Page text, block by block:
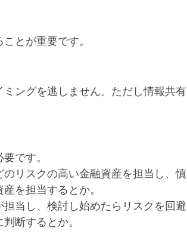
とが重要です。
ングを逃しません。ただし情報共有
です。
リスクの高い金融資産を担当し、慎
を担当するとか。
当し、検討し始めたらリスクを回避
断するとか。